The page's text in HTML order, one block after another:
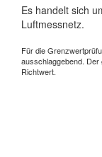
Es handelt sich
Luftmessnetz.
Für die
ausschlaggebend. Der
Richtwert.